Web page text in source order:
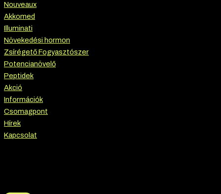
Nouveaux
Akkomed
Illuminati
Növekedési hormon
Zsírégető Fogyasztószer
Potencianövelő
Peptidek
Akció
Információk
Csomagpont
Hírek
Kapcsolat